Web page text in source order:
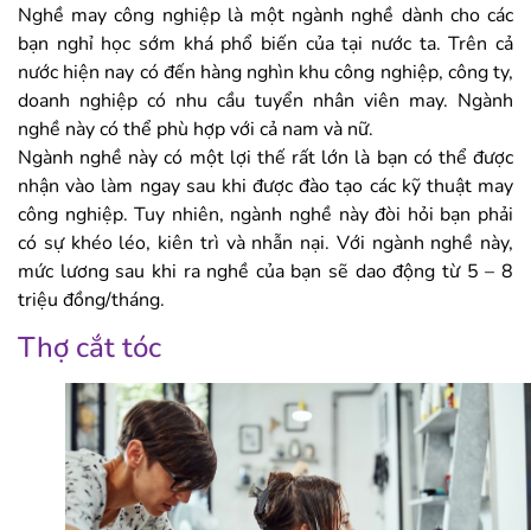
Nghề may công nghiệp là một ngành nghề dành cho các
bạn nghỉ học sớm khá phổ biến của tại nước ta. Trên cả
nước hiện nay có đến hàng nghìn khu công nghiệp, công ty,
doanh nghiệp có nhu cầu tuyển nhân viên may. Ngành
nghề này có thể phù hợp với cả nam và nữ.
Ngành nghề này có một lợi thế rất lớn là bạn có thể được
nhận vào làm ngay sau khi được đào tạo các kỹ thuật may
công nghiệp. Tuy nhiên, ngành nghề này đòi hỏi bạn phải
có sự khéo léo, kiên trì và nhẫn nại. Với ngành nghề này,
mức lương sau khi ra nghề của bạn sẽ dao động từ 5 – 8
triệu đồng/tháng.
Thợ cắt tóc